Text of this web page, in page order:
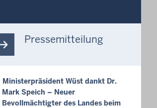
Pressemitteilung
Ministerpräsident Wüst dankt Dr.
Mark Speich – Neuer
Bevollmächtigter des Landes beim